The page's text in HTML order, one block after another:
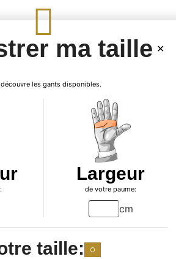
opportunité
prix imbattables.
luxueux sont
douceur, sa
L'extérieur de ces
complète sans
valeur la beauté
la face inférieure
Idéal pour ceux qui
élevé, cette offre de
manquer. Élevez
exquis, parfaits
ma taille
les gants disponibles.
Largeur
de votre paume:
cm
taille: 0